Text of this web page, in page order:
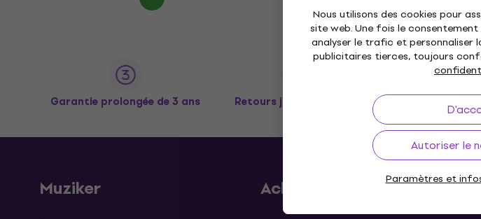
Nous utilisons des cookies pour
site web. Une fois le
analyser le trafic et personnaliser
publicitaires tierces, toujours
Autoriser le
Paramètres et
Garantie prolongée de 3 ans Retours jusqu’à 30 jours Livraison
Muziker Achat